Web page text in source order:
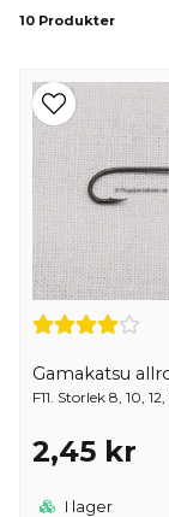
fiskesituation.
Vårt sortiment
oumbärliga för
streamer krok,
beroende på vilken
du siktar på.
kvalitetskrokar kan
10 Produkter
F11. Storlek 8, 10, 12,
2,45 kr
I lager